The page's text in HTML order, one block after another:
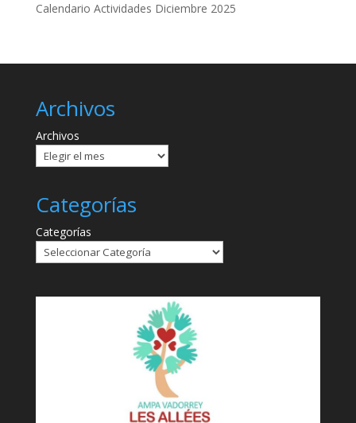
Calendario Actividades Diciembre 2025
Archivos
Archivos
Categorías
Categorías